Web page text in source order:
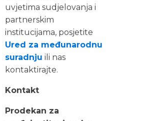
uvjetima sudjelovanja i
partnerskim
institucijama, posjetite
Ured za međunarodnu
suradnju ili nas
kontaktirajte.
Kontakt
Prodekan za